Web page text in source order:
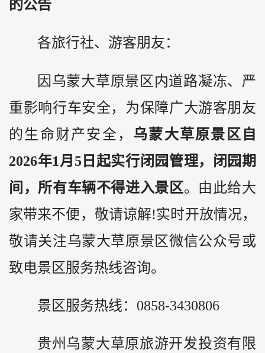
的公告
各旅行社、游客朋友：
因乌蒙大草原景区内道路凝冻、严
重影响行车安全，为保障广大游客朋友
的生命财产安全， 乌蒙大草原景区自
2026年1月5日起实行闭园管理，闭园期
间，所有车辆不得进入景区。由此给大
家带来不便，敬请谅解!实时开放情况，
敬请关注乌蒙大草原景区微信公众号或
致电景区服务热线咨询。
景区服务热线：0858-3430806
贵州 乌蒙大草原旅游开发投资有限